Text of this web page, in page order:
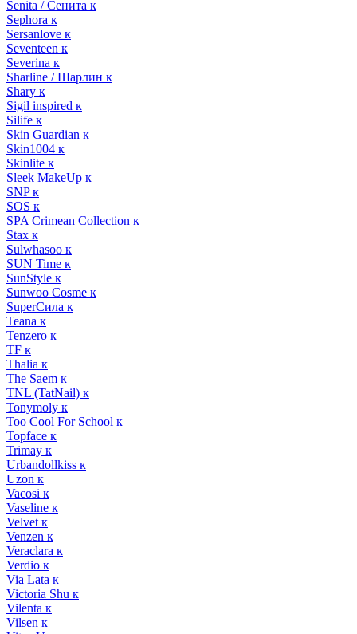
Senita / Сенита к
Sephora к
Sersanlove к
Seventeen к
Severina к
Sharline / Шарлин к
Shary к
Sigil inspired к
Silife к
Skin Guardian к
Skin1004 к
Skinlite к
Sleek MakeUp к
SNP к
SOS к
SPA Crimean Collection к
Stax к
Sulwhasoo к
SUN Time к
SunStyle к
Sunwoo Cosme к
SuperСила к
Teana к
Tenzero к
TF к
Thalia к
The Saem к
TNL (TatNail) к
Tonymoly к
Too Cool For School к
Topface к
Trimay к
Urbandollkiss к
Uzon к
Vacosi к
Vaseline к
Velvet к
Venzen к
Veraclara к
Verdio к
Via Lata к
Victoria Shu к
Vilenta к
Vilsen к